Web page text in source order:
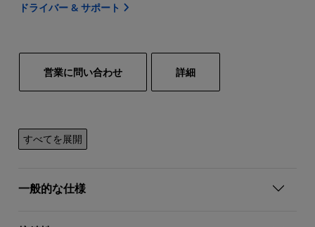
ドライバー & サポート
営業に問い合わせ 詳細
すべてを展開
一般的な仕様